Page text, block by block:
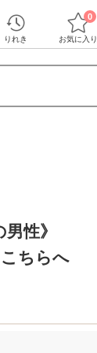
りれき お気に入り
0
性》
ちらへ